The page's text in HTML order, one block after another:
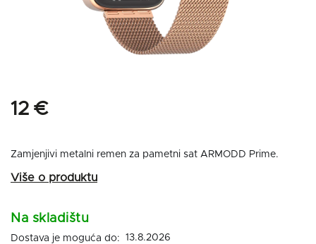
12 €
Zamjenjivi metalni remen za pametni sat ARMODD Prime.
Na skladištu
13.8.2026